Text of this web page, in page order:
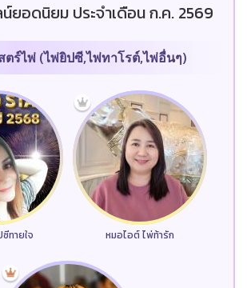
ยอดนิยม ประจำเดือน ก.ค. 2569
ร์ไพ่ (ไพ่ยิปซี,ไพ่ทาโรต์,ไพ่อื่นๆ)
ทายใจ หมอไอต์ ไพ่ท้ารัก